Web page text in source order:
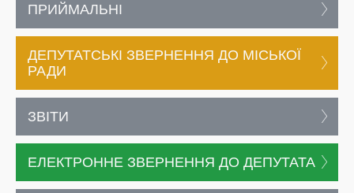
ПРИЙМАЛЬНІ
ДЕПУТАТСЬКІ ЗВЕРНЕННЯ ДО МІСЬКОЇ
РАДИ
ЗВІТИ
ЕЛЕКТРОННЕ ЗВЕРНЕННЯ ДО ДЕПУТАТА